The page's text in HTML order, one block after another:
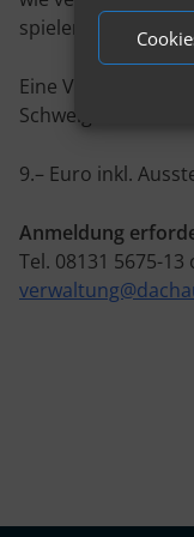
spielen. Dabei
Eine
Schweiger
9.– Euro inkl.
Anmeldung
Tel. 08131 5675-13